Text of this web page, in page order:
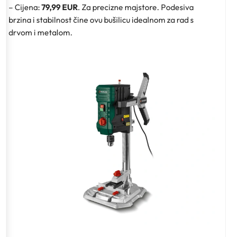
– Cijena: 79,99 EUR. Za precizne majstore. Podesiva
brzina i stabilnost čine ovu bušilicu idealnom za rad s
drvom i metalom.